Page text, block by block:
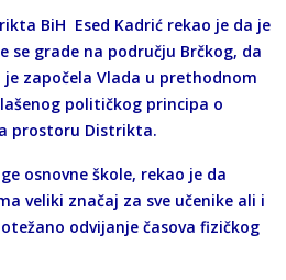
BiH Esed Kadrić rekao je da je
se grade na području Brčkog, da
započela Vlada u prethodnom
političkog principa o
prostoru Distrikta.
osnovne škole, rekao je da
veliki značaj za sve učenike ali i
odvijanje časova fizičkog